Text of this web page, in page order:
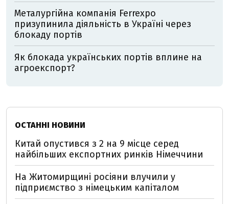
Металургійна компанія Ferrexpo
призупинила діяльність в Україні через
блокаду портів
Як блокада українських портів вплине на
агроекспорт?
ОСТАННІ НОВИНИ
Китай опустився з 2 на 9 місце серед
найбільших експортних ринків Німеччини
На Житомирщині росіяни влучили у
підприємство з німецьким капіталом